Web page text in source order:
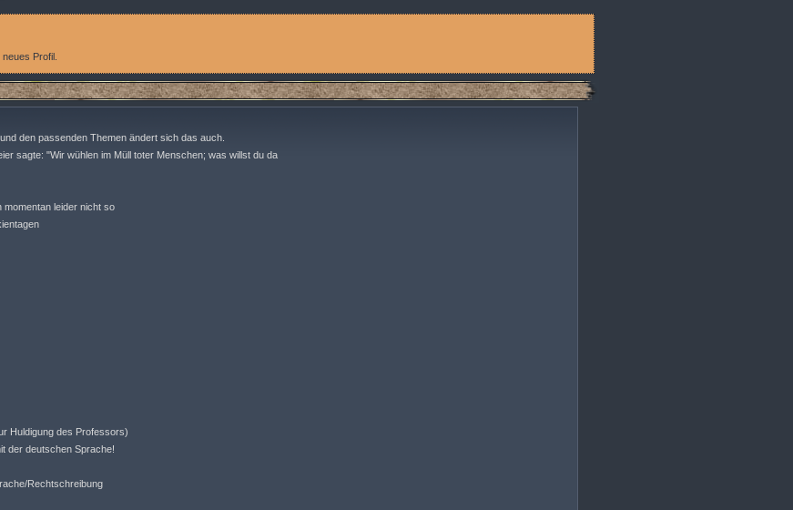
Profil.
den passenden Themen ändert sich das auch.
sagte: "Wir wühlen im Müll toter Menschen; was willst du da
leider nicht so
Huldigung des Professors)
der deutschen Sprache!
Rechtschreibung